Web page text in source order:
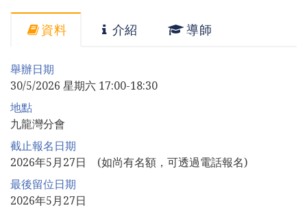
資料 介紹 導師
舉辦日期
30/5/2026 星期六 17:00-18:30
地點
九龍灣分會
截止報名日期
2026年5月27日 (如尚有名額，可透過電話報名)
最後留位日期
2026年5月27日